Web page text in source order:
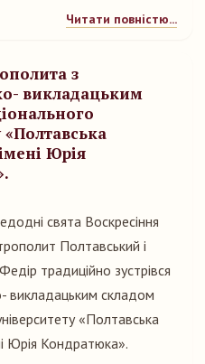
Читати повністю...
з
викладацьким
«Полтавська
Юрія
свята Воскресіння
Полтавський і
традиційно зустрівся
викладацьким складом
«Полтавська
Юрія Кондратюка».